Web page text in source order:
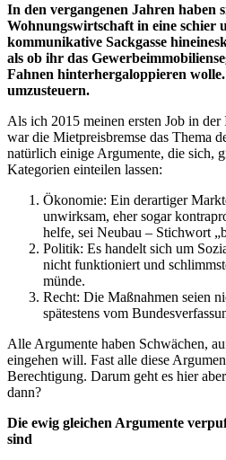
In den vergangenen Jahren haben
Wohnungswirtschaft in eine schier
kommunikative Sackgasse
als ob ihr das
Fahnen hinterhergaloppieren
umzusteuern.
Als ich 2015 meinen ersten Job in
war die Mietpreisbremse das Thema
natürlich einige Argumente, die sich,
Kategorien einteilen lassen:
Ökonomie: Ein derartiger
unwirksam, eher sogar
helfe, sei Neubau – Stichwort
Politik: Es handelt sich um
nicht funktioniert und
münde.
Recht: Die Maßnahmen seien
spätestens vom
Alle Argumente haben Schwächen,
eingehen will. Fast alle diese
Berechtigung. Darum geht es hier
dann?
Die ewig gleichen Argumente
sind